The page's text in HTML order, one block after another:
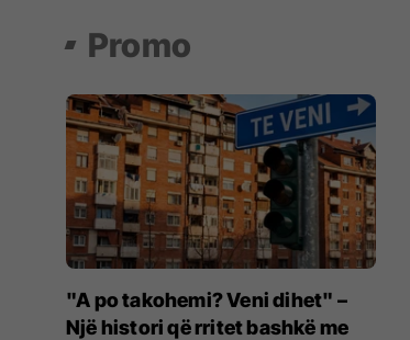
Promo
"A po takohemi? Veni dihet" –
Një histori që rritet bashkë me